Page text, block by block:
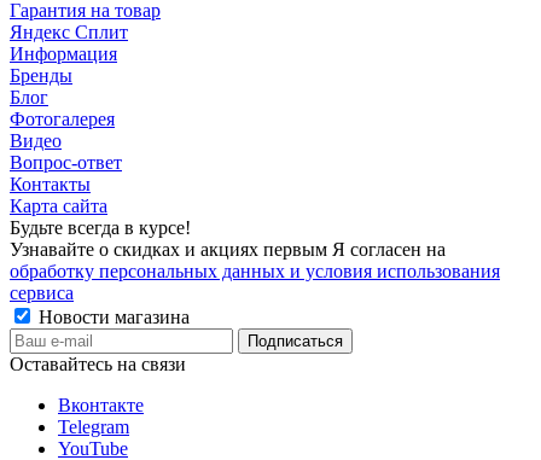
Гарантия на товар
Яндекс Сплит
Информация
Бренды
Блог
Фотогалерея
Видео
Вопрос-ответ
Контакты
Карта сайта
Будьте всегда в курсе!
Узнавайте о скидках и акциях первым Я согласен на
обработку персональных данных и условия использования
сервиса
Новости магазина
Оставайтесь на связи
Вконтакте
Telegram
YouTube